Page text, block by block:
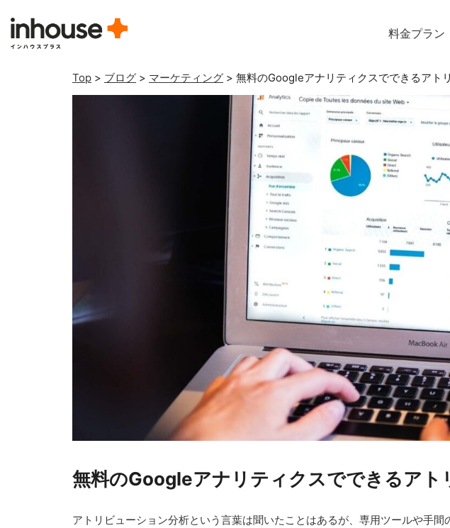
料金プラン
Top > ブログ > マーケティング > 無料のGoogleアナリティクスでできるアト
無料のGoogleアナリティクスでできるアト
アトリビューション分析という言葉は聞いたことはあるが、専用ツールや手